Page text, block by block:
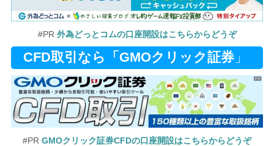
#PR 外為どっとコムの口座開設はこちらからどうぞ
CFD取引なら「GMOクリック証券」
#PR GMOクリック証券CFDの口座開設はこちらからどうぞ